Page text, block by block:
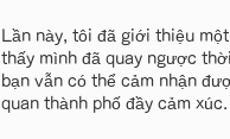
Lần này, tôi đã giới thiệu
thấy mình đã quay ngược
bạn vẫn có thể cảm nhận
quan thành phố đầy cảm xúc.